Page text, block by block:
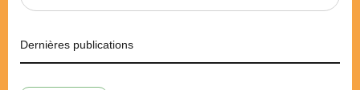
Dernières publications